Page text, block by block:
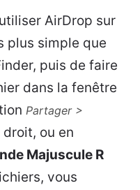
AirDrop sur
plus simple que
puis de faire
dans la fenêtre
Partager >
ou en
Majuscule R
vous